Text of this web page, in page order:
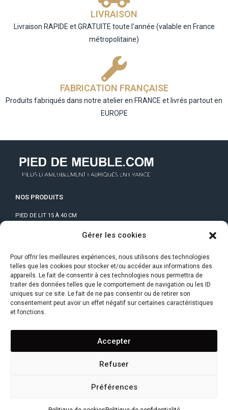
Gérer les cookies
Pour offrir les meilleures expériences, nous utilisons des technologies
telles que les cookies pour stocker et/ou accéder aux informations des
appareils. Le fait de consentir à ces technologies nous permettra de
traiter des données telles que le comportement de navigation ou les ID
uniques sur ce site. Le fait de ne pas consentir ou de retirer son
consentement peut avoir un effet négatif sur certaines caractéristiques
et fonctions.
Accepter
Refuser
Préférences
LIVRAISON
Livraison RAPIDE et GRATUITE toute l'année (valable en France
métropolitaine)​
FABRICATION FRANÇAISE
Produits fabriqués dans notre atelier en FRANCE et livrés partout en
EUROPE​
NOS PRODUITS
PIED DE LIT 15 À 40 CM
PIEDS DE MEUBLE
GUIDE DE MONTAGE
CONSEILS ET ASTUCES
CONTACT
CONFIDENTIALITÉ|MENTIONS LÉGALES|CONDITIONS GÉNÉRALES DE VENTE